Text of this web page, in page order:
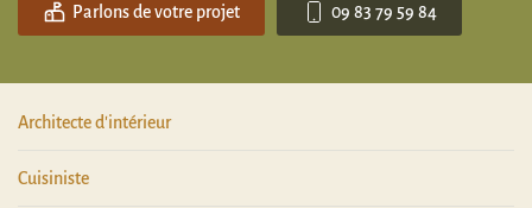
Parlons de votre projet 09 83 79 59 84
Architecte d'intérieur
Cuisiniste